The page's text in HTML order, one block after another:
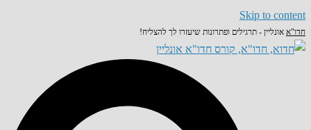
Skip to content
חדו"א אונליין - תרגילים ופתרונות שיעזרו לך להצליח!